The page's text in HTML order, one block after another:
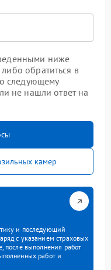
ниже
обратиться в
следующему
не нашли ответ на
камер
и последующий
с указанием страховых
после выполнения работ
работ и